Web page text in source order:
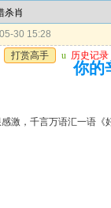
杀肖
30 15:28
打赏高手 u 历史记录
你的
激，千言万语汇一语《